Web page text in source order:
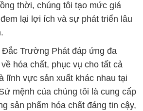
thời, chúng tôi tạo mức giá
lại lợi ích và sự phát triển lâu
Đắc Trường Phát đáp ứng đa
hóa chất, phục vụ cho tất cả
lĩnh vực sản xuất khác nhau tại
mệnh của chúng tôi là cung cấp
sản phẩm hóa chất đáng tin cậy,